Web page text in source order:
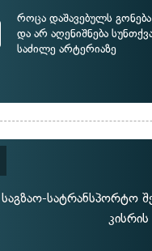
როცა დაშავებულს
და არ აღენიშნება
საძილე არტერიაზე
საგზაო-სატრანსპორტო